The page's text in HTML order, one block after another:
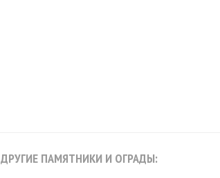
ДРУГИЕ ПАМЯТНИКИ И ОГРАДЫ: